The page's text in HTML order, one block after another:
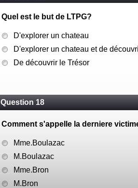
Quel est le but de LTPG?
D'explorer un chateau
D'explorer un chateau et de
De découvrir le Trésor
Question 18
Comment s'appelle la derniere
Mme.Boulazac
M.Boulazac
Mme.Bron
M.Bron